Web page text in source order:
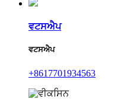
ਵਟਸਐਪ
ਵਟਸਐਪ
+8617701934563